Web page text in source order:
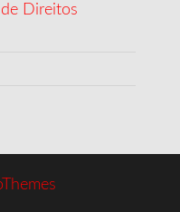
de Direitos